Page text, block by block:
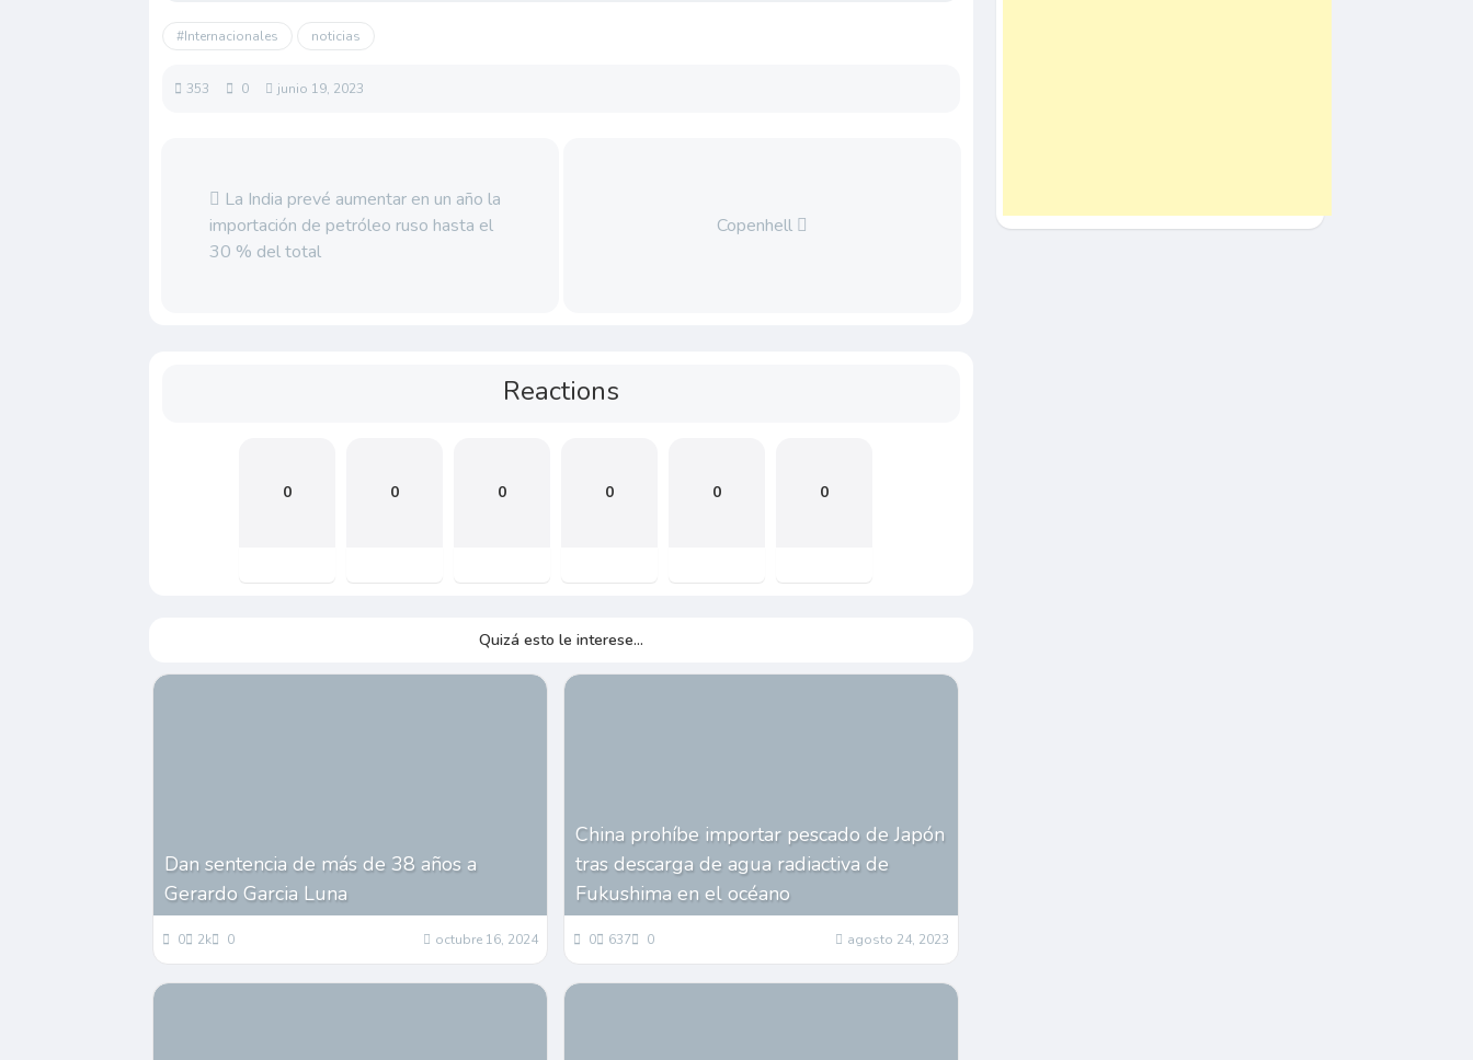
#Internacionales noticias
353 0 junio 19, 2023
La India prevé aumentar en un año la
importación de petróleo ruso hasta el
30 % del total
Copenhell
Reactions
0 0 0 0 0 0
Quizá esto le interese...
Dan sentencia de más de 38 años a
Gerardo Garcia Luna
0 2k 0 octubre 16, 2024
China prohíbe importar pescado de Japón
tras descarga de agua radiactiva de
Fukushima en el océano
0 637 0 agosto 24, 2023